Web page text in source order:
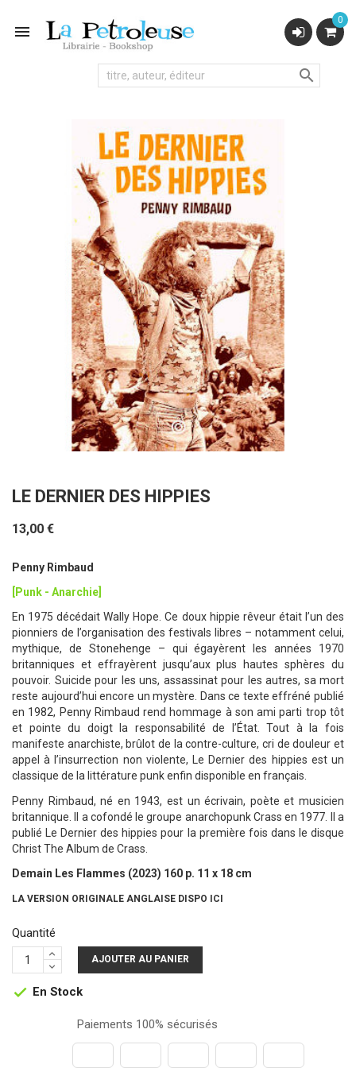

0

LE DERNIER DES HIPPIES
13,00 €
Penny Rimbaud
[Punk - Anarchie]
En 1975 décédait Wally Hope. Ce doux hippie rêveur était l’un des
pionniers de l’organisation des festivals libres – notamment celui,
mythique, de Stonehenge – qui égayèrent les années 1970
britanniques et effrayèrent jusqu’aux plus hautes sphères du
pouvoir. Suicide pour les uns, assassinat pour les autres, sa mort
reste aujourd’hui encore un mystère. Dans ce texte effréné publié
en 1982, Penny Rimbaud rend hommage à son ami parti trop tôt
et pointe du doigt la responsabilité de l’État. Tout à la fois
manifeste anarchiste, brûlot de la contre-culture, cri de douleur et
appel à l’insurrection non violente, Le Dernier des hippies est un
classique de la littérature punk enfin disponible en français.
Penny Rimbaud, né en 1943, est un écrivain, poète et musicien
britannique. Il a cofondé le groupe anarchopunk Crass en 1977. Il a
publié Le Dernier des hippies pour la première fois dans le disque
Christ The Album de Crass.
Demain Les Flammes (2023) 160 p. 11 x 18 cm
LA VERSION ORIGINALE ANGLAISE DISPO ICI
Quantité
AJOUTER AU PANIER
 En Stock
Paiements 100% sécurisés